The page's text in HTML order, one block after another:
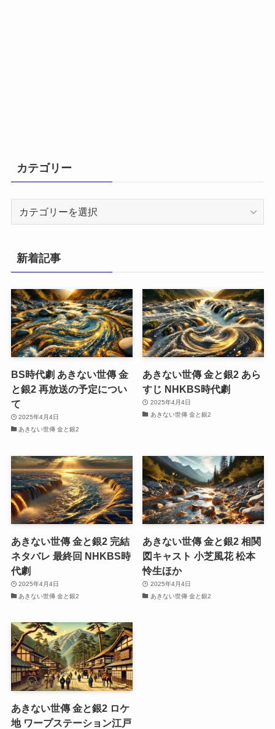
カテゴリー
リ
ー
新着記事
BS時代劇 あきない世傳 金
と銀2 再放送の予定につい
て
2025年4月4日
あきない世傳 金と銀2
あきない世傳 金と銀2 あら
すじ NHKBS時代劇
2025年4月4日
あきない世傳 金と銀2
あきない世傳 金と銀2 完結
ネタバレ 最終回 NHKBS時
代劇
2025年4月4日
あきない世傳 金と銀2
あきない世傳 金と銀2 相関
図キャスト 小芝風花 松本
怜生ほか
2025年4月4日
あきない世傳 金と銀2
あきない世傳 金と銀2 ロケ
地 ワープステーション江戸